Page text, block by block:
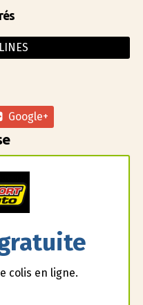
Google+
colis en ligne.